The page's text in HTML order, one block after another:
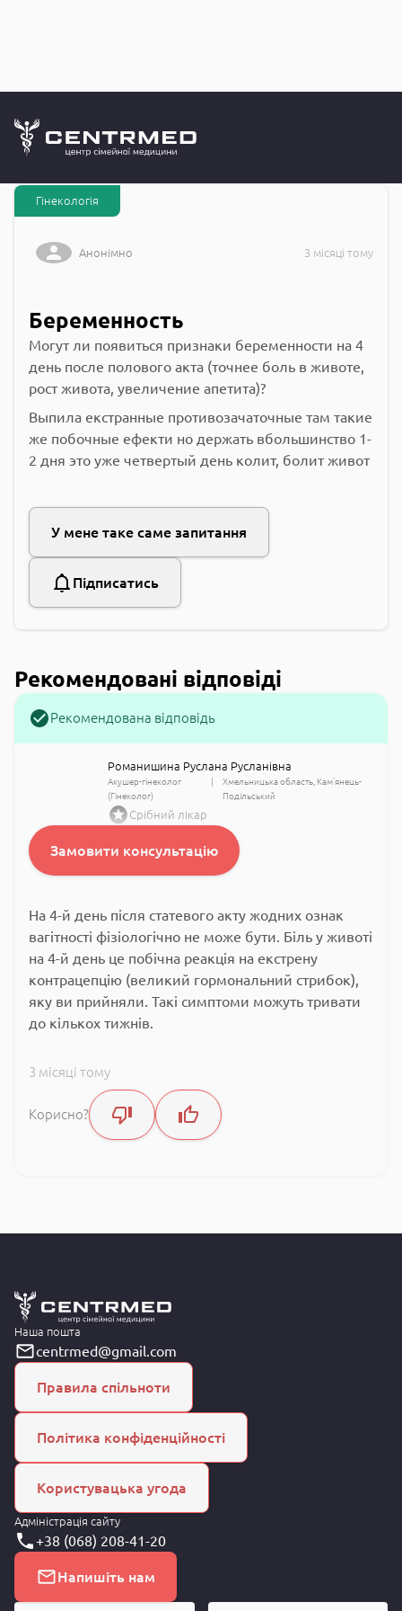
CENTRMED: Задай питання лікарю онлайн
Гінекологія
Анонімно 3 місяці тому
Беременность
Могут ли появиться признаки беременности на 4
день после полового акта (точнее боль в животе,
рост живота, увеличение апетита)?
Выпила екстранные противозачаточные там такие
же побочные ефекти но держать вбольшинство 1-
2 дня это уже четвертый день колит, болит живот
У мене таке саме запитання
Підписатись
Рекомендовані відповіді
Рекомендована відповідь
Романишина Руслана Русланівна
Акушер-гінеколог
(Гінеколог)
Хмельницька область Кам'янець-
Подільський
Срібний лікар
Замовити консультацію
На 4-й день після статевого акту жодних ознак
вагітності фізіологічно не може бути. Біль у животі
на 4-й день це побічна реакція на екстрену
контрацепцію (великий гормональний стрибок),
яку ви прийняли. Такі симптоми можуть тривати
до кількох тижнів.
3 місяці тому
Корисно?
Наша пошта
centrmed@gmail.com
Правила спільноти
Політика конфіденційності
Користувацька угода
Адміністрація сайту
+38 (068) 208-41-20
Напишіть нам